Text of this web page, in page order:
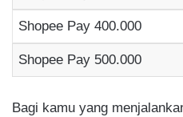
Shopee Pay 400.000
Shopee Pay 500.000
Bagi kamu yang